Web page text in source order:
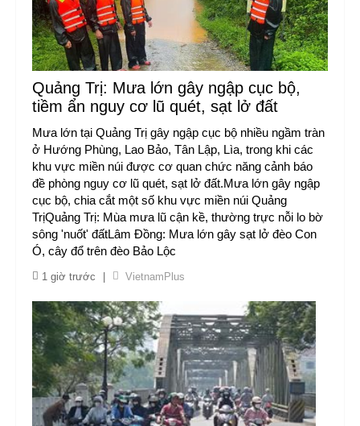
Quảng Trị: Mưa lớn gây ngập cục bộ,
tiềm ẩn nguy cơ lũ quét, sạt lở đất
Mưa lớn tại Quảng Trị gây ngập cục bộ nhiều ngầm tràn
ở Hướng Phùng, Lao Bảo, Tân Lập, Lìa, trong khi các
khu vực miền núi được cơ quan chức năng cảnh báo
đề phòng nguy cơ lũ quét, sạt lở đất.Mưa lớn gây ngập
cục bộ, chia cắt một số khu vực miền núi Quảng
TrịQuảng Trị: Mùa mưa lũ cận kề, thường trực nỗi lo bờ
sông 'nuốt' đấtLâm Đồng: Mưa lớn gây sạt lở đèo Con
Ó, cây đổ trên đèo Bảo Lộc
1 giờ trước VietnamPlus